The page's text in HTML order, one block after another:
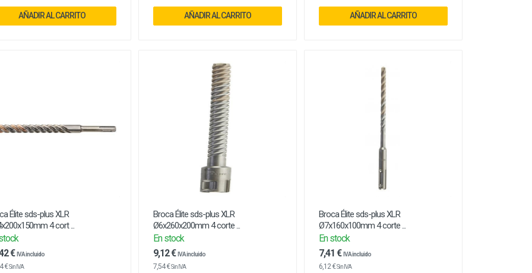
AÑADIR AL CARRITO AÑADIR AL CARRITO AÑADIR AL CARRITO
Élite sds-plus XLR
4 cort ...
€ IVA incluido
€Sin IVA
Broca Élite sds-plus XLR
Ø6x260x200mm 4 corte ...
En stock
9,12 € IVA incluido
7,54 €Sin IVA
Broca Élite sds-plus XLR
Ø7x160x100mm 4 corte ...
En stock
7,41 € IVA incluido
6,12 €Sin IVA